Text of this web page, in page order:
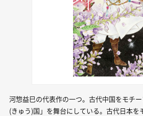
河惣益巳の代表作の一つ。古代中国をモチ
(きゅう)国」を舞台にしている。古代日本を